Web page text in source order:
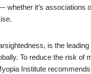
whether it’s associations
is the
To reduce the risk of
Institute